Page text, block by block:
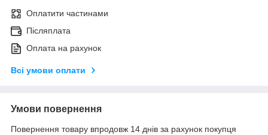
Оплатити частинами
Післяплата
Оплата на рахунок
Всі умови оплати
Умови повернення
Повернення товару впродовж 14 днів за рахунок покупця